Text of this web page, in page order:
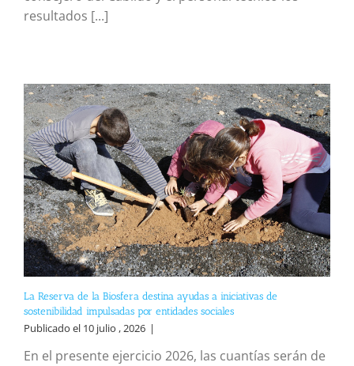
resultados [...]
La Reserva de la Biosfera destina ayudas a iniciativas de
sostenibilidad impulsadas por entidades sociales
Publicado el 10 julio , 2026 |
En el presente ejercicio 2026, las cuantías serán de